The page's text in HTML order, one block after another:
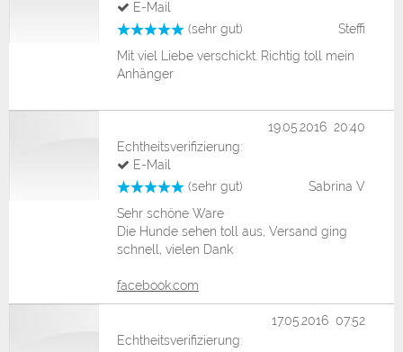
(sehr gut) Steffi
E-Mail
Mit viel Liebe verschickt. Richtig toll mein
Anhänger
(sehr gut) Sabrina V
19.05.2016 20:40
Echtheitsverifizierung:
E-Mail
Sehr schöne Ware
Die Hunde sehen toll aus, Versand ging
schnell, vielen Dank
facebook.com
17.05.2016 07:52
Echtheitsverifizierung: